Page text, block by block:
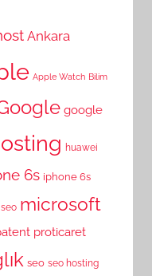
Ankara
Apple Watch Bilim
google
huawei
6s iphone 6s
microsoft
proticaret
seo seo hosting